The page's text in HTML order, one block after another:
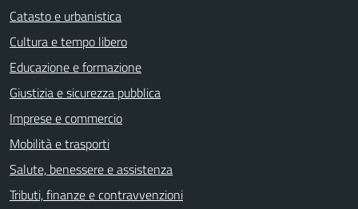
Catasto e urbanistica
Cultura e tempo libero
Educazione e formazione
Giustizia e sicurezza pubblica
Imprese e commercio
Mobilità e trasporti
Salute, benessere e assistenza
Tributi, finanze e contravvenzioni